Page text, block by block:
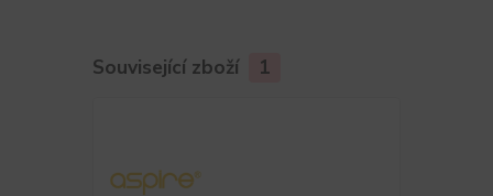
Související zboží 1